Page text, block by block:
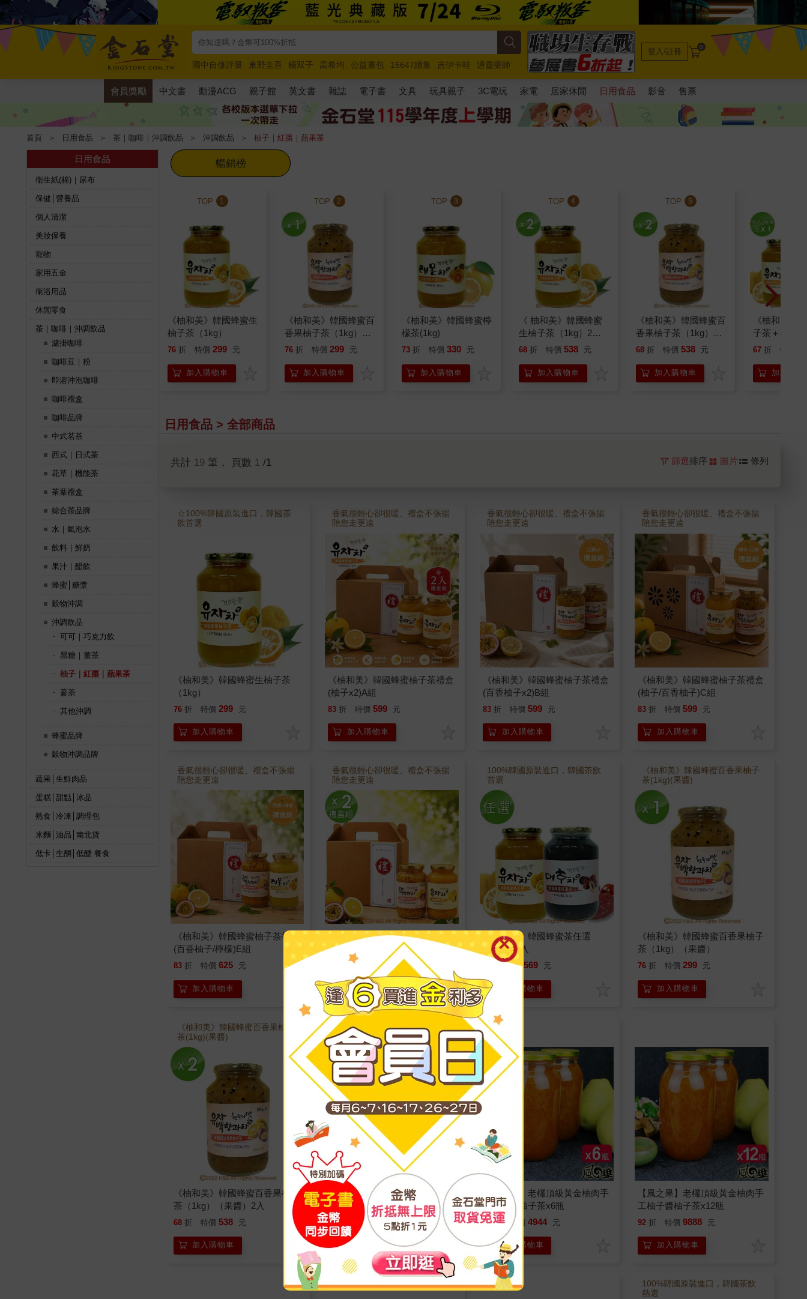
國中自修評量 東野圭吾 楊双子 高希均 公益書包 16647續集 吉伊卡哇
通靈藥師
唯紅花綻放
奧德賽 路邊攤新作 馬斯克 玩具總動員5 超慢跑
登入/註冊 0
會員獎勵 中文書 動漫ACG 親子館 英文書 雜誌 電子書 文具 玩具親子 3C電玩 家電 居家休閒 日用食品 影音 售票
首頁 ＞ 日用食品 ＞ 茶｜咖啡｜沖調飲品 ＞ 沖調飲品 ＞ 柚子｜紅棗｜蘋果茶
日用食品
衛生紙(棉)｜尿布
保健│營養品
個人清潔
美妝保養
寵物
家用五金
衛浴用品
休閒零食
茶｜咖啡｜沖調飲品
濾掛咖啡
咖啡豆｜粉
即溶沖泡咖啡
咖啡禮盒
咖啡品牌
中式茗茶
西式｜日式茶
花草｜機能茶
茶葉禮盒
綜合茶品牌
水｜氣泡水
飲料｜鮮奶
果汁｜醋飲
蜂蜜│糖漿
穀物沖調
沖調飲品
可可｜巧克力飲
黑糖｜薑茶
柚子｜紅棗｜蘋果茶
蔘茶
其他沖調
蜂蜜品牌
穀物沖調品牌
蔬果│生鮮肉品
蛋糕│甜點│冰品
熟食│冷凍│調理包
米麵│油品│南北貨
低卡│生酮│低醣 餐食
暢銷榜
TOP 1
《柚和美》韓國蜂蜜生
柚子茶（1kg）
76 折 特價 299 元
加入購物車
TOP 2
《柚和美》韓國蜂蜜百
香果柚子茶（1kg）
（果醬）
76 折 特價 299 元
加入購物車
TOP 3
《柚和美》韓國蜂蜜檸
檬茶(1kg)
73 折 特價 330 元
加入購物車
TOP 4
《 柚和美》韓國蜂蜜
生柚子茶（1kg）2入
組
68 折 特價 538 元
加入購物車
TOP 5
《柚和美》韓國蜂蜜百
香果柚子茶（1kg）
（果醬）2入
68 折 特價 538 元
加入購物車
《柚和美》
子茶＋檸檬
（各1入）
67 折 特價
加入購物
日用食品 > 全部商品
共計 19 筆， 頁數 1 /1 篩選排序 圖片 條列
☆100%韓國原裝進口，韓國茶
飲首選
《柚和美》韓國蜂蜜生柚子茶
（1kg）
76 折 特價 299 元
加入購物車
香氣很輕心卻很暖、禮盒不張揚
陪您走更遠
《柚和美》韓國蜂蜜柚子茶禮盒
(柚子x2)A組
83 折 特價 599 元
加入購物車
香氣很輕心卻很暖、禮盒不張揚
陪您走更遠
《柚和美》韓國蜂蜜柚子茶禮盒
(百香柚子x2)B組
83 折 特價 599 元
加入購物車
香氣很輕心卻很暖、禮盒不張揚
陪您走更遠
《柚和美》韓國蜂蜜柚子茶禮盒
(柚子/百香柚子)C組
83 折 特價 599 元
加入購物車
香氣很輕心卻很暖、禮盒不張揚
陪您走更遠
《柚和美》韓國蜂蜜柚子茶禮盒
(百香柚子/檸檬)E組
83 折 特價 625 元
加入購物車
香氣很輕心卻很暖、禮盒不張揚
陪您走更遠
《柚和美》韓國蜂蜜柚子茶禮盒
(柚子/百香柚子)2盒組
特價 1125 元
加入購物車
100%韓國原裝進口，韓國茶飲
首選
《柚和美》韓國蜂蜜茶任選
（1kg）2入
特價 569 元
加入購物車
《柚和美》韓國蜂蜜百香果柚子
茶(1kg)(果醬)
《柚和美》韓國蜂蜜百香果柚子
茶（1kg）（果醬）
76 折 特價 299 元
加入購物車
《柚和美》韓國蜂蜜百香果柚子
茶(1kg)(果醬)
《柚和美》韓國蜂蜜百香果柚子
茶（1kg）（果醬）2入
68 折 特價 538 元
加入購物車
【風之果】老欉頂級黃金柚肉手
工柚子醬柚子茶x2瓶
67 折 特價 1699 元
加入購物車
【風之果】老欉頂級黃金柚肉手
工柚子醬柚子茶x6瓶
85 折 特價 4944 元
加入購物車
【風之果】老欉頂級黃金柚肉手
工柚子醬柚子茶x12瓶
92 折 特價 9888 元
加入購物車
100%韓國原裝進口，韓國茶飲
熱選